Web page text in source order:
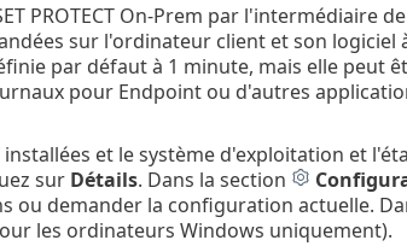
PROTECT On-Prem par l'intermédiaire
sur l'ordinateur client et son logiciel à
par défaut à 1 minute, mais elle peut
pour Endpoint ou d'autres
et le système d'exploitation et
sur Détails. Dans la section
ou demander la configuration actuelle.
les ordinateurs Windows uniquement).